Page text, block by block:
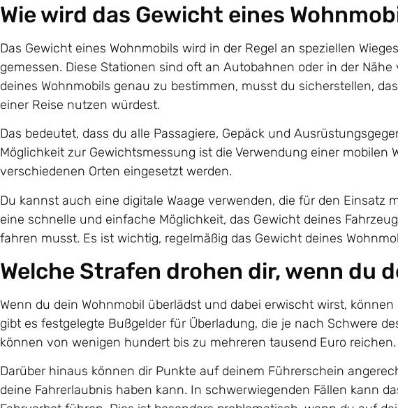
Wie wird das Gewicht eines
Das Gewicht eines Wohnmobils wird in der Regel an speziellen
gemessen. Diese Stationen sind oft an Autobahnen oder in der
deines Wohnmobils genau zu bestimmen, musst du sicherstellen,
einer Reise nutzen würdest.
Das bedeutet, dass du alle Passagiere, Gepäck und
Möglichkeit zur Gewichtsmessung ist die Verwendung einer mobilen
verschiedenen Orten eingesetzt werden.
Du kannst auch eine digitale Waage verwenden, die für den Einsatz
eine schnelle und einfache Möglichkeit, das Gewicht deines
fahren musst. Es ist wichtig, regelmäßig das Gewicht deines
Welche Strafen drohen dir, wenn du
Wenn du dein Wohnmobil überlädst und dabei erwischt wirst,
gibt es festgelegte Bußgelder für Überladung, die je nach Schwere
können von wenigen hundert bis zu mehreren tausend Euro reichen.
Darüber hinaus können dir Punkte auf deinem Führerschein
deine Fahrerlaubnis haben kann. In schwerwiegenden Fällen kann